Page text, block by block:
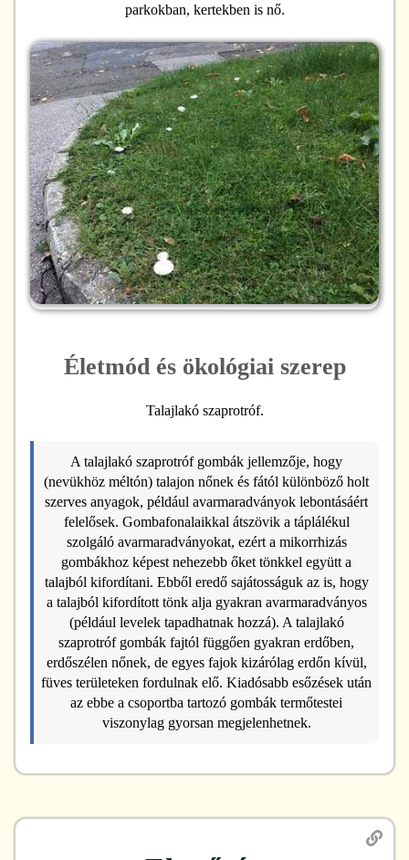
parkokban, kertekben is nő.
Életmód és ökológiai szerep
Talajlakó szaprotróf.
A talajlakó szaprotróf gombák jellemzője, hogy
(nevükhöz méltón) talajon nőnek és fától különböző holt
szerves anyagok, például avarmaradványok lebontásáért
felelősek. Gombafonalaikkal átszövik a táplálékul
szolgáló avarmaradványokat, ezért a mikorrhizás
gombákhoz képest nehezebb őket tönkkel együtt a
talajból kifordítani. Ebből eredő sajátosságuk az is, hogy
a talajból kifordított tönk alja gyakran avarmaradványos
(például levelek tapadhatnak hozzá). A talajlakó
szaprotróf gombák fajtól függően gyakran erdőben,
erdőszélen nőnek, de egyes fajok kizárólag erdőn kívül,
füves területeken fordulnak elő. Kiadósabb esőzések után
az ebbe a csoportba tartozó gombák termőtestei
viszonylag gyorsan megjelenhetnek.